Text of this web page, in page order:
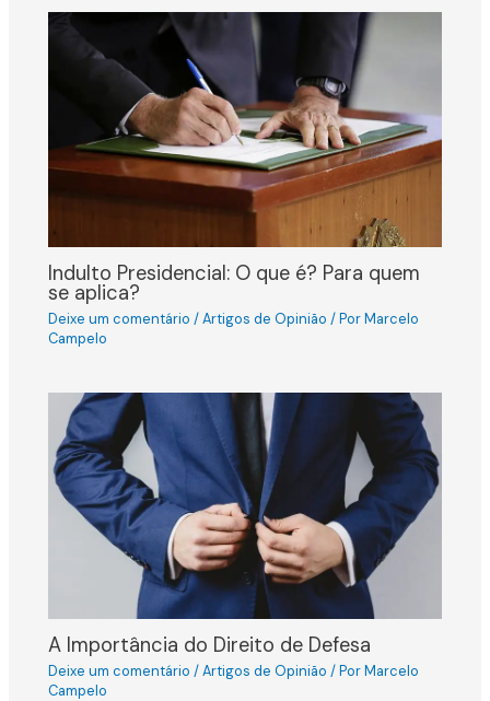
Indulto Presidencial: O que é? Para quem
se aplica?
Deixe um comentário /Artigos de Opinião / PorMarcelo
Campelo
A Importância do Direito de Defesa
Deixe um comentário /Artigos de Opinião / PorMarcelo
Campelo